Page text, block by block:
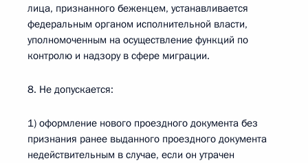
лица, признанного беженцем, устанавливается
федеральным органом исполнительной власти,
уполномоченным на осуществление функций по
контролю и надзору в сфере миграции.
8. Не допускается:
1) оформление нового проездного документа без
признания ранее выданного проездного документа
недействительным в случае, если он утрачен